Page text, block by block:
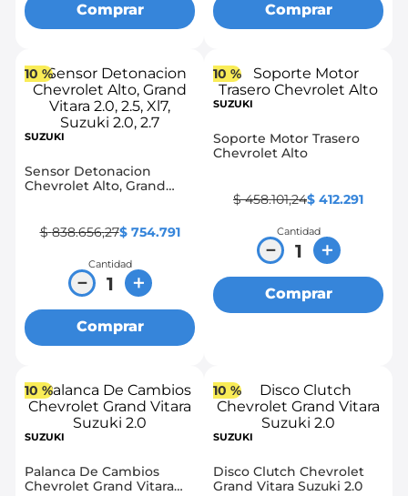
Comprar Comprar
10 %
SUZUKI
Sensor Detonacion
Chevrolet Alto, Grand
$ 838.656,27$ 754.791
Cantidad
＋
－
Comprar
10 %
SUZUKI
Soporte Motor Trasero
Chevrolet Alto
$ 458.101,24$ 412.291
Cantidad
＋
－
Comprar
10 %
SUZUKI
Palanca De Cambios
Chevrolet Grand Vitara
10 %
SUZUKI
Disco Clutch Chevrolet
Grand Vitara Suzuki 2.0